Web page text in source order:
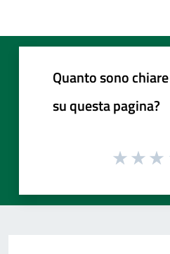
Quanto sono
su questa pagina?